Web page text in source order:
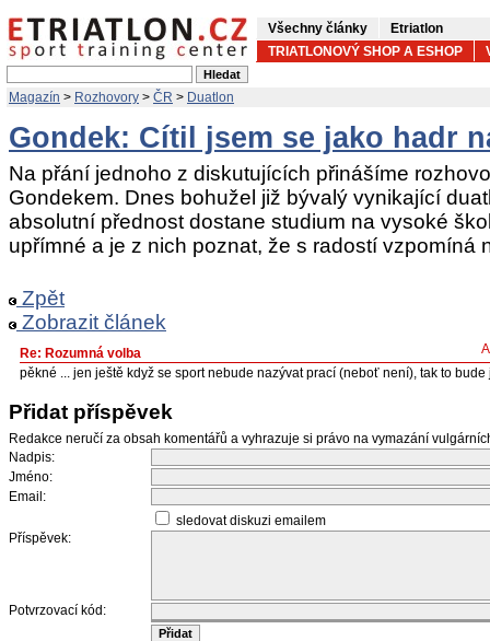
Všechny články
Etriatlon
TRIATLONOVÝ SHOP A ESHOP
Magazín > Rozhovory > ČR > Duatlon
Gondek: Cítil jsem se jako hadr
Na přání jednoho z diskutujících přinášíme
Gondekem. Dnes bohužel již bývalý vynikající
absolutní přednost dostane studium na vysoké
upřímné a je z nich poznat, že s radostí vzpomíná
Zpět
Zobrazit článek
Re: Rozumná volba
pěkné ... jen ještě když se sport nebude nazývat prací (neboť není), tak to bude
Přidat příspěvek
Redakce neručí za obsah komentářů a vyhrazuje si právo na vymazání
Nadpis:
Jméno:
Email:
sledovat diskuzi emailem
Příspěvek:
Potvrzovací kód: